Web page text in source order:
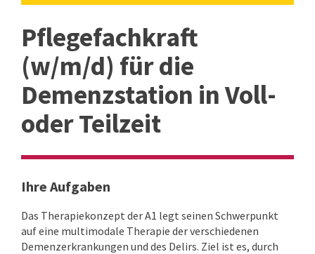
Pflegefachkraft
(w/m/d) für die
Demenzstation in Voll-
oder Teilzeit
Ihre Aufgaben
Das Therapiekonzept der A1 legt seinen Schwerpunkt
auf eine multimodale Therapie der verschiedenen
Demenzerkrankungen und des Delirs. Ziel ist es, durch